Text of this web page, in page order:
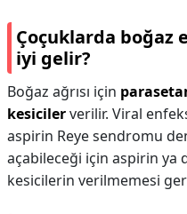
Çoçuklarda boğaz
iyi gelir?
Boğaz ağrısı için
kesicilerverilir. Viral
aspirin Reye sendromu
açabileceği için aspirin ya
kesicilerin verilmemesi